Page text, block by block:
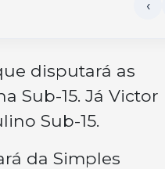
disputará as
Sub-15. Já Victor
Sub-15.
da Simples